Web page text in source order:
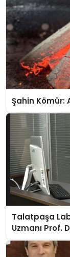
Şahin Kömür:
Talatpaşa
Uzmanı Prof.